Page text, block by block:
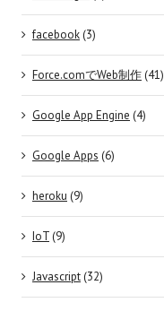
facebook(3)
Force.comでWeb制作(41)
Google App Engine (4)
Google Apps (6)
heroku (9)
IoT(9)
Javascript(32)